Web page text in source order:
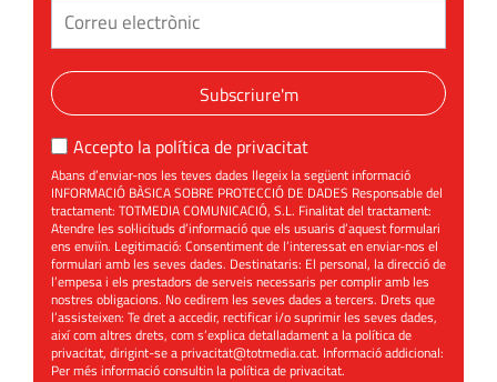
Subscriure'm
Accepto la política de privacitat
Abans d’enviar-nos les teves dades llegeix la següent informació
INFORMACIÓ BÀSICA SOBRE PROTECCIÓ DE DADES Responsable del
tractament: TOTMEDIA COMUNICACIÓ, S.L. Finalitat del tractament:
Atendre les sol·licituds d’informació que els usuaris d’aquest formulari
ens enviïn. Legitimació: Consentiment de l’interessat en enviar-nos el
formulari amb les seves dades. Destinataris: El personal, la direcció de
l’empesa i els prestadors de serveis necessaris per complir amb les
nostres obligacions. No cedirem les seves dades a tercers. Drets que
l’assisteixen: Te dret a accedir, rectificar i/o suprimir les seves dades,
així com altres drets, com s’explica detalladament a la política de
privacitat, dirigint-se aprivacitat@totmedia.cat. Informació addicional:
Per més informació consultin lapolítica de privacitat.